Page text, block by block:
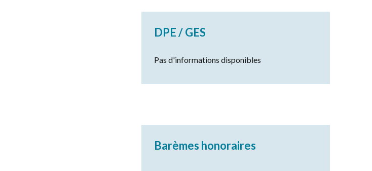
DPE / GES
Pas d'informations disponibles
Barèmes honoraires